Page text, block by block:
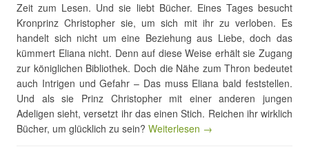
Zeit zum Lesen. Und sie liebt Bücher. Eines Tages besucht
Kronprinz Christopher sie, um sich mit ihr zu verloben. Es
handelt sich nicht um eine Beziehung aus Liebe, doch das
kümmert Eliana nicht. Denn auf diese Weise erhält sie Zugang
zur königlichen Bibliothek. Doch die Nähe zum Thron bedeutet
auch Intrigen und Gefahr – Das muss Eliana bald feststellen.
Und als sie Prinz Christopher mit einer anderen jungen
Adeligen sieht, versetzt ihr das einen Stich. Reichen ihr wirklich
Bücher, um glücklich zu sein? Weiterlesen →